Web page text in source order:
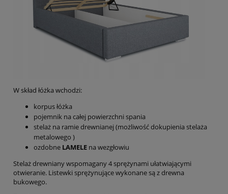
W skład łóżka wchodzi:
korpus łóżka
pojemnik na całej powierzchni spania
stelaż na ramie drewnianej (możliwość dokupienia stelaża
metalowego )
ozdobne LAMELE na wezgłowiu
Stelaż drewniany wspomagany 4 sprężynami ułatwiającymi
otwieranie. Listewki sprężynujące wykonane są z drewna
bukowego.